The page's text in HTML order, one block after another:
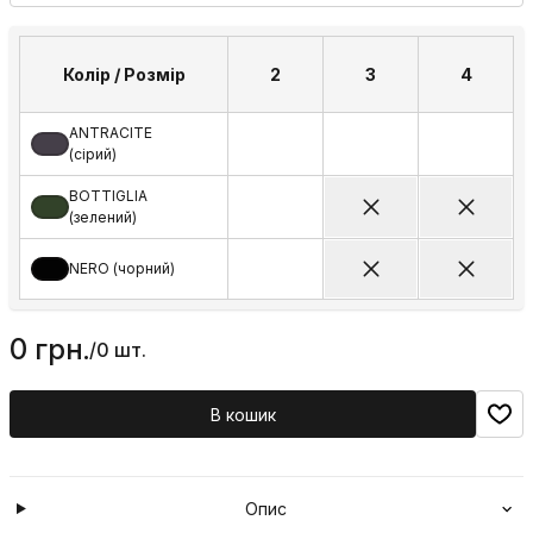
Колір / Розмір 2 3 4
ANTRACITE
(сірий)
BOTTIGLIA
(зелений)
NERO (чорний)
0 грн./0 шт.
В кошик
Опис